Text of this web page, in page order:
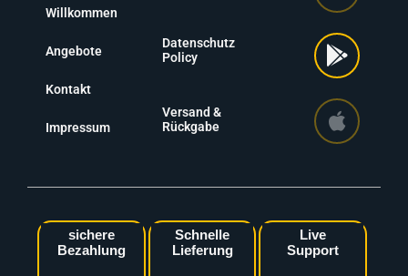
Willkommen
Angebote
Kontakt
Impressum
Datenschutz
Policy
Versand &
Rückgabe
sichere
Bezahlung
Schnelle
Lieferung
Live
Support